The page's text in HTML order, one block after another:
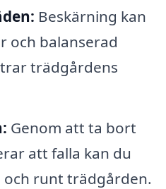
Beskärning kan
och balanserad
trädgårdens
Genom att ta bort
att falla kan du
och runt trädgården.